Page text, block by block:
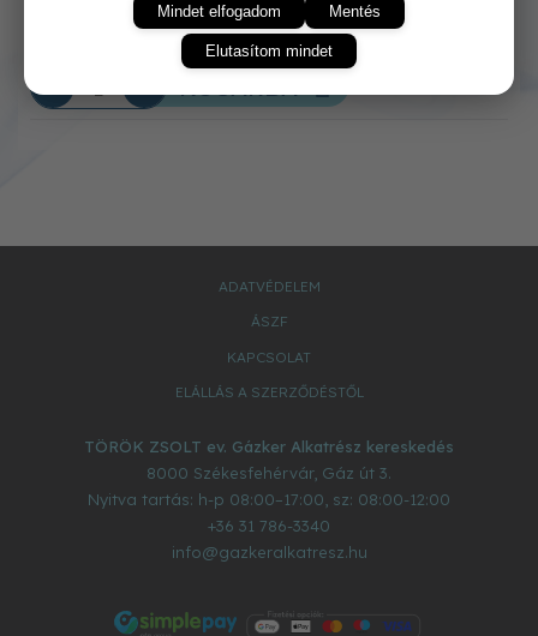
KOSÁRBA
ADATVÉDELEM
ÁSZF
KAPCSOLAT
ELÁLLÁS A SZERZŐDÉSTŐL
TÖRÖK ZSOLT ev. Gázker Alkatrész kereskedés
8000 Székesfehérvár, Gáz út 3.
Nyitva tartás: h-p 08:00–17:00, sz: 08:00-12:00
+36 31 786-3340
info@gazkeralkatresz.hu
Mindet elfogadom Mentés
Elutasítom mindet